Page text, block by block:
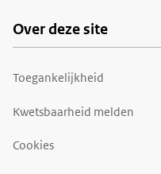
Over deze site
Toegankelijkheid
Kwetsbaarheid melden
Cookies